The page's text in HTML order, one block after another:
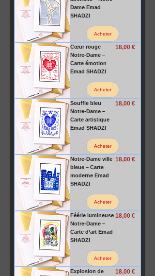
Dame Emad
SHADZI
Acheter
Cœur rouge
Notre-Dame –
Carte émotion
Emad SHADZI
Prix
18,00 €
Acheter
Souffle bleu
Notre-Dame –
Carte artistique
Emad SHADZI
Prix
18,00 €
Acheter
Notre-Dame ville
bleue – Carte
moderne Emad
SHADZI
Prix
18,00 €
Acheter
Féérie lumineuse
Notre-Dame –
Carte d’art Emad
SHADZI
Prix
18,00 €
Acheter
Explosion de
Prix
18,00 €